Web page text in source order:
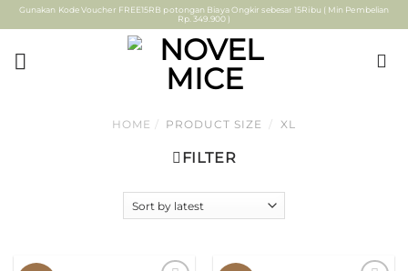
Skip
to
content
Gunakan Kode Voucher FREE15RB potongan Biaya Ongkir sebesar 15Ribu ( Min Pembelian
Rp. 349.900 )
HOME / PRODUCT SIZE / XL
FILTER